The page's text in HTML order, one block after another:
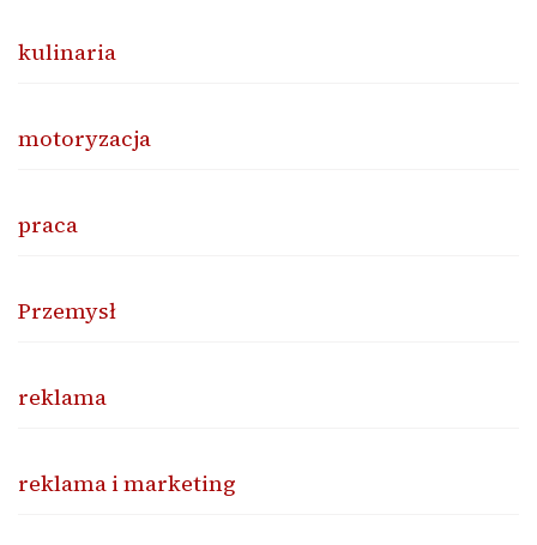
kulinaria
motoryzacja
praca
Przemysł
reklama
reklama i marketing